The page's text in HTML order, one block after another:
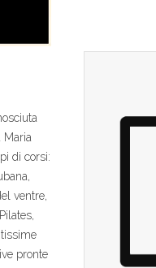
Maria
di corsi:
ventre,
pronte